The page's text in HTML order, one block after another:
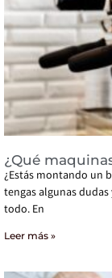
¿Qué
¿Estás montando un
tengas algunas
todo. En
Leer más »